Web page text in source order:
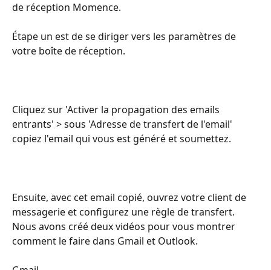
de réception Momence.
Étape un est de se diriger vers les paramètres de
votre boîte de réception.
Cliquez sur 'Activer la propagation des emails
entrants' > sous 'Adresse de transfert de l'email'
copiez l'email qui vous est généré et soumettez.
Ensuite, avec cet email copié, ouvrez votre client de
messagerie et configurez une règle de transfert.
Nous avons créé deux vidéos pour vous montrer
comment le faire dans Gmail et Outlook.